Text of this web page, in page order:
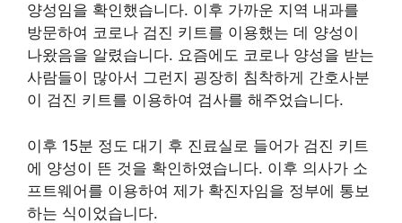
양성임을 확인했습니다. 이후 가까운 지역 내과를
방문하여 코로나 검진 키트를 이용했는 데 양성이
나왔음을 알렸습니다. 요즘에도 코로나 양성을 받는
사람들이 많아서 그런지 굉장히 침착하게 간호사분
이 검진 키트를 이용하여 검사를 해주었습니다.
이후 15분 정도 대기 후 진료실로 들어가 검진 키트
에 양성이 뜬 것을 확인하였습니다. 이후 의사가 소
프트웨어를 이용하여 제가 확진자임을 정부에 통보
하는 식이었습니다.